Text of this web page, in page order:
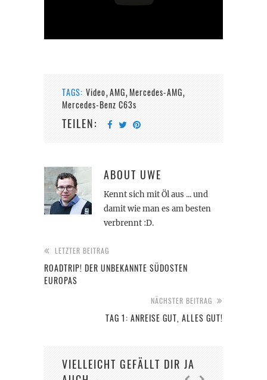
TAGS: Video,AMG,Mercedes-AMG,
Mercedes-Benz C63s
TEILEN:
ABOUT UWE
Kennt sich mit Öl aus ... und
damit wie man es am besten
verbrennt :D.
LETZTER BEITRAG
ROADTRIP! DER UNBEKANNTE SÜDOSTEN
EUROPAS
NÄCHSTER BEITRAG
TAG 1: ANREISE GUT, ALLES GUT!
VIELLEICHT GEFÄLLT DIR JA